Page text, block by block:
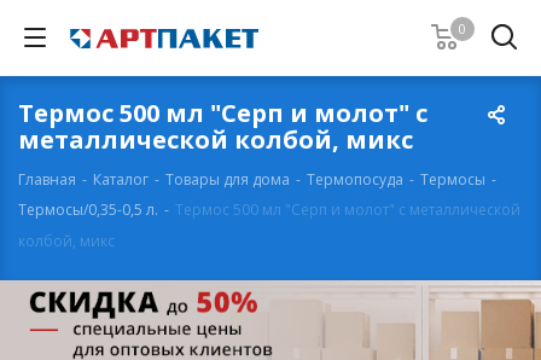
0
Термос 500 мл "Серп и молот" с
металлической колбой, микс
Главная - Каталог - Товары для дома - Термопосуда - Термосы -
Термосы/0,35-0,5 л. - Термос 500 мл "Серп и молот" с металлической
колбой, микс